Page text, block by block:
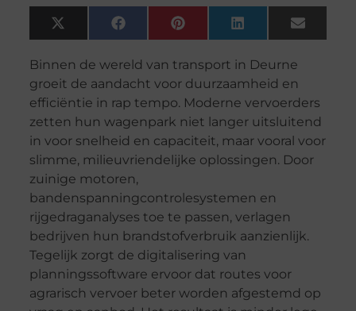
X
(Twitter)
FacebookPinterest LinkedIn Email
Binnen de wereld van transport in Deurne
groeit de aandacht voor duurzaamheid en
efficiëntie in rap tempo. Moderne vervoerders
zetten hun wagenpark niet langer uitsluitend
in voor snelheid en capaciteit, maar vooral voor
slimme, milieuvriendelijke oplossingen. Door
zuinige motoren,
bandenspanningcontrolesystemen en
rijgedraganalyses toe te passen, verlagen
bedrijven hun brandstofverbruik aanzienlijk.
Tegelijk zorgt de digitalisering van
planningssoftware ervoor dat routes voor
agrarisch vervoer beter worden afgestemd op